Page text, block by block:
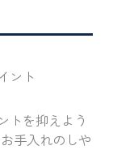
ント
トを抑えよう
手入れのしや